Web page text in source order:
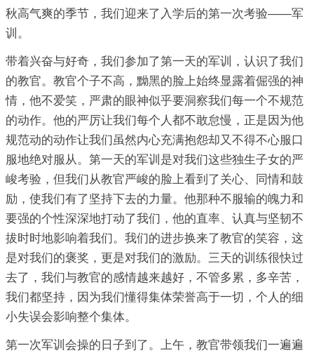
秋高气爽的季节，我们迎来了入学后的第一次考验——军
训。
带着兴奋与好奇，我们参加了第一天的军训，认识了我们
的教官。教官个子不高，黝黑的脸上始终显露着倔强的神
情，他不爱笑，严肃的眼神似乎要洞察我们每一个不规范
的动作。他的严厉让我们每个人都不敢怠慢，正是因为他
规范动的动作让我们虽然内心充满抱怨却又不得不心服口
服地绝对服从。第一天的军训是对我们这些独生子女的严
峻考验，但我们从教官严峻的脸上看到了关心、同情和鼓
励，使我们有了坚持下去的力量。他那种不服输的魄力和
要强的个性深深地打动了我们，他的直率、认真与坚韧不
拔时时地影响着我们。我们的进步换来了教官的笑容，这
是对我们的褒奖，更是对我们的激励。三天的训练很快过
去了，我们与教官的感情越来越好，不管多累，多辛苦，
我们都坚持，因为我们懂得集体荣誉高于一切，个人的细
小失误会影响整个集体。
第一次军训会操的日子到了。上午，教官带领我们一遍遍